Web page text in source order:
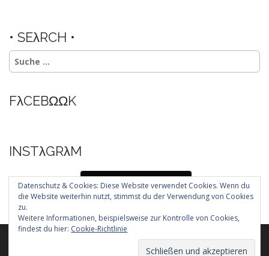
• SEλRCH •
Suche
nach:
FλCEBΩΩK
INSTλGRλM
Folg mir auf Instagram
. All Rights Reserved.
Datenschutz & Cookies: Diese Website verwendet Cookies. Wenn du
die Website weiterhin nutzt, stimmst du der Verwendung von Cookies
zu.
Weitere Informationen, beispielsweise zur Kontrolle von Cookies,
findest du hier: Cookie-Richtlinie